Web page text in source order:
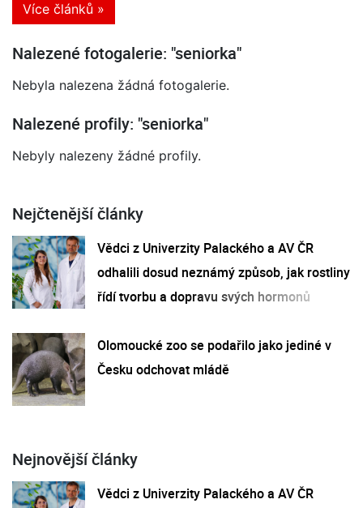
Více článků »
Nalezené fotogalerie: "seniorka"
Nebyla nalezena žádná fotogalerie.
Nalezené profily: "seniorka"
Nebyly nalezeny žádné profily.
Nejčtenější články
Vědci z Univerzity Palackého a AV ČR
odhalili dosud neznámý způsob, jak rostliny
řídí tvorbu a dopravu svých hormonů
Olomoucké zoo se podařilo jako jediné v
Česku odchovat mládě
Nejnovější články
Vědci z Univerzity Palackého a AV ČR